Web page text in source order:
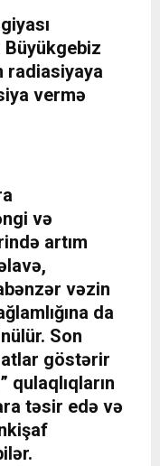
radiasiyaya
vermə
və
artım
vəzin
da
Son
göstərir
qulaqlıqların
təsir edə və